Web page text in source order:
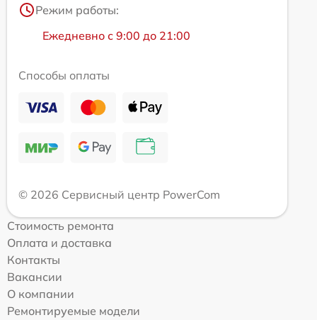
Режим работы:
Ежедневно с 9:00 до 21:00
Способы оплаты
© 2026 Сервисный центр PowerCom
Стоимость ремонта
Оплата и доставка
Контакты
Вакансии
О компании
Ремонтируемые модели